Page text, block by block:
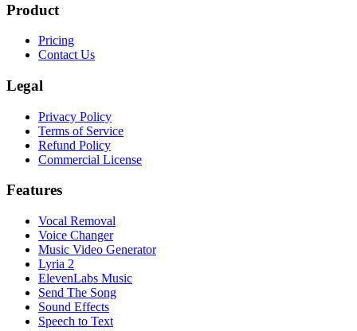
Product
Pricing
Contact Us
Legal
Privacy Policy
Terms of Service
Refund Policy
Commercial License
Features
Vocal Removal
Voice Changer
Music Video Generator
Lyria 2
ElevenLabs Music
Send The Song
Sound Effects
Speech to Text